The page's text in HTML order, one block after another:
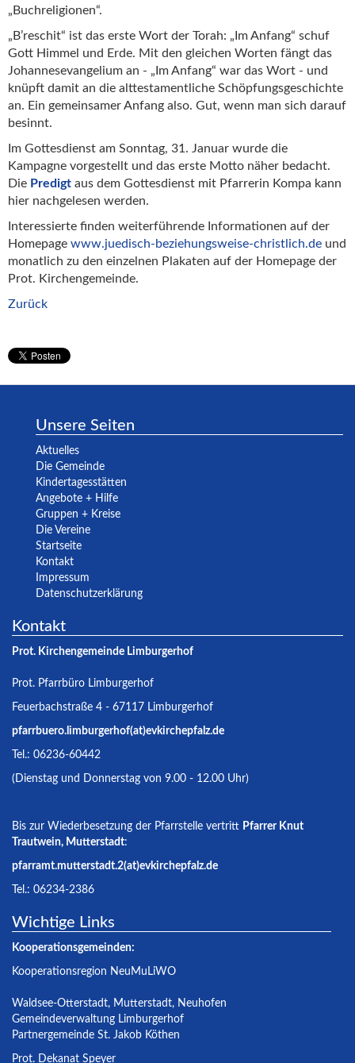
„Buchreligionen“.
„B’reschit“ ist das erste Wort der Torah: „Im Anfang“ schuf
Gott Himmel und Erde. Mit den gleichen Worten fängt das
Johannesevangelium an - „Im Anfang“ war das Wort - und
knüpft damit an die alttestamentliche Schöpfungsgeschichte
an. Ein gemeinsamer Anfang also. Gut, wenn man sich darauf
besinnt.
Im Gottesdienst am Sonntag, 31. Januar wurde die
Kampagne vorgestellt und das erste Motto näher bedacht.
Die Predigt aus dem Gottesdienst mit Pfarrerin Kompa kann
hier nachgelesen werden.
Interessierte finden weiterführende Informationen auf der
Homepage www.juedisch-beziehungsweise-christlich.de und
monatlich zu den einzelnen Plakaten auf der Homepage der
Prot. Kirchengemeinde.
Zurück
Unsere Seiten
Aktuelles
Die Gemeinde
Kindertagesstätten
Angebote + Hilfe
Gruppen + Kreise
Die Vereine
Startseite
Kontakt
Impressum
Datenschutzerklärung
Kontakt
Prot. Kirchengemeinde Limburgerhof
Prot. Pfarrbüro Limburgerhof
Feuerbachstraße 4 - 67117 Limburgerhof
pfarrbuero.limburgerhof(at)evkirchepfalz.de
Tel.: 06236-60442
(Dienstag und Donnerstag von 9.00 - 12.00 Uhr)
Bis zur Wiederbesetzung der Pfarrstelle vertritt Pfarrer Knut
Trautwein, Mutterstadt:
pfarramt.mutterstadt.2(at)evkirchepfalz.de
Tel.: 06234-2386
Wichtige Links
Kooperationsgemeinden:
Kooperationsregion NeuMuLiWO
Waldsee-Otterstadt, Mutterstadt, Neuhofen
Gemeindeverwaltung Limburgerhof
Partnergemeinde St. Jakob Köthen
Prot. Dekanat Speyer